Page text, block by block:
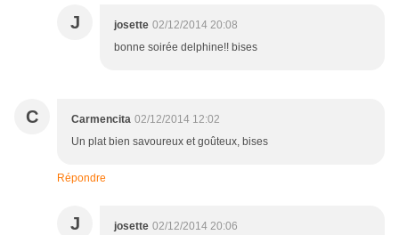
J josette 02/12/2014 20:08
bonne soirée delphine!! bises
C Carmencita 02/12/2014 12:02
Un plat bien savoureux et goûteux, bises
Répondre
J josette 02/12/2014 20:06